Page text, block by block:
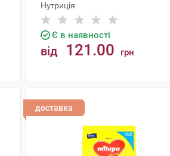
Нутриція
Є в наявності
від 121.00 грн
доставка